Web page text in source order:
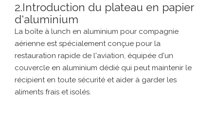
2.Introduction du plateau en papier
d'aluminium
La boîte à lunch en aluminium pour compagnie
aérienne est spécialement conçue pour la
restauration rapide de l'aviation, équipée d'un
couvercle en aluminium dédié qui peut maintenir le
récipient en toute sécurité et aider à garder les
aliments frais et isolés.